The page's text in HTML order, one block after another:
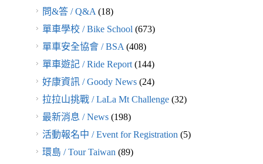
問&答 / Q&A(18)
單車學校 / Bike School(673)
單車安全協會 / BSA(408)
單車遊記 / Ride Report(144)
好康資訊 / Goody News(24)
拉拉山挑戰 / LaLa Mt Challenge(32)
最新消息 / News(198)
活動報名中 / Event for Registration(5)
環島 / Tour Taiwan(89)